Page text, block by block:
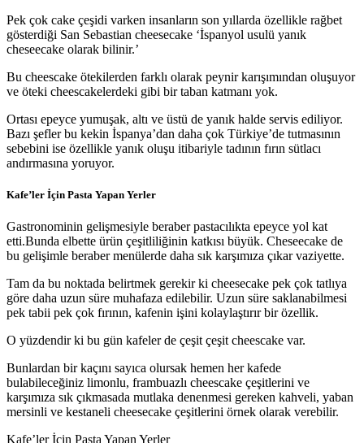
Pek çok cake çeşidi varken insanların son yıllarda özellikle rağbet
gösterdiği San Sebastian cheesecake ‘İspanyol usulü yanık
cheseecake olarak bilinir.’
Bu cheescake ötekilerden farklı olarak peynir karışımından oluşuyor
ve öteki cheescakelerdeki gibi bir taban katmanı yok.
Ortası epeyce yumuşak, altı ve üstü de yanık halde servis ediliyor.
Bazı şefler bu kekin İspanya’dan daha çok Türkiye’de tutmasının
sebebini ise özellikle yanık oluşu itibariyle tadının fırın sütlacı
andırmasına yoruyor.
Kafe’ler İçin Pasta Yapan Yerler
Gastronominin gelişmesiyle beraber pastacılıkta epeyce yol kat
etti.Bunda elbette ürün çeşitliliğinin katkısı büyük. Cheseecake de
bu gelişimle beraber menülerde daha sık karşımıza çıkar vaziyette.
Tam da bu noktada belirtmek gerekir ki cheesecake pek çok tatlıya
göre daha uzun süre muhafaza edilebilir. Uzun süre saklanabilmesi
pek tabii pek çok fırının, kafenin işini kolaylaştırır bir özellik.
O yüzdendir ki bu gün kafeler de çeşit çeşit cheescake var.
Bunlardan bir kaçını sayıca olursak hemen her kafede
bulabileceğiniz limonlu, frambuazlı cheescake çeşitlerini ve
karşımıza sık çıkmasada mutlaka denenmesi gereken kahveli, yaban
mersinli ve kestaneli cheesecake çeşitlerini örnek olarak verebilir.
Kafe’ler İçin Pasta Yapan Yerler